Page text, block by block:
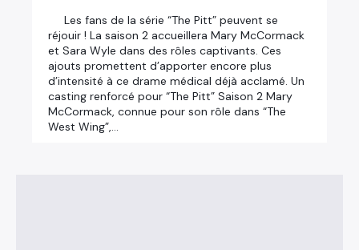
Les fans de la série “The Pitt” peuvent se
réjouir ! La saison 2 accueillera Mary McCormack
et Sara Wyle dans des rôles captivants. Ces
ajouts promettent d’apporter encore plus
d’intensité à ce drame médical déjà acclamé. Un
casting renforcé pour “The Pitt” Saison 2 Mary
McCormack, connue pour son rôle dans “The
West Wing”,…